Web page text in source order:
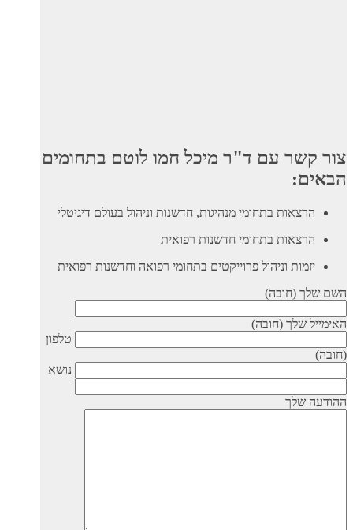
צור קשר עם ד"ר מיכל חמו לוטם בתחומים
הבאים:
הרצאות בתחומי מנהיגות, חדשנות וניהול בעולם דיגיטלי
הרצאות בתחומי חדשנות רפואית
יזמות וניהול פרוייקטים בתחומי רפואה וחדשנות רפואית
השם שלך (חובה)
האימייל שלך (חובה)
טלפון
(חובה)
נושא
ההודעה שלך